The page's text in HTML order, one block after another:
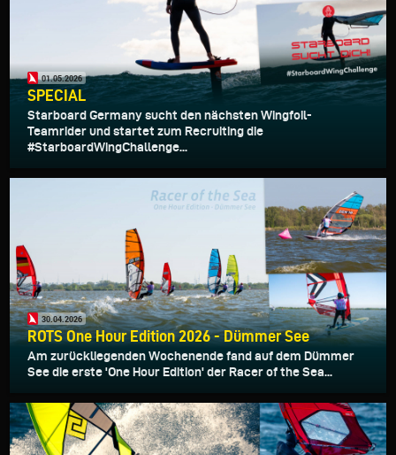
01.05.2026
SPECIAL
Starboard Germany sucht den nächsten Wingfoil-
Teamrider und startet zum Recruiting die
#StarboardWingChallenge...
30.04.2026
ROTS One Hour Edition 2026 - Dümmer See
Am zurückliegenden Wochenende fand auf dem Dümmer
See die erste 'One Hour Edition' der Racer of the Sea...